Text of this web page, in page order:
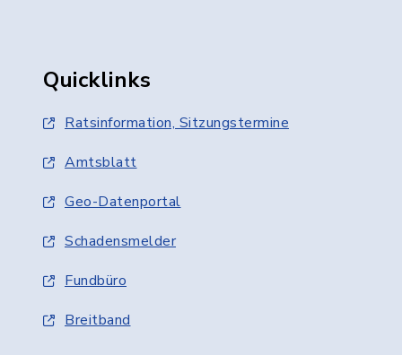
Quicklinks
Ratsinformation, Sitzungstermine
Amtsblatt
Geo-Datenportal
Schadensmelder
Fundbüro
Breitband